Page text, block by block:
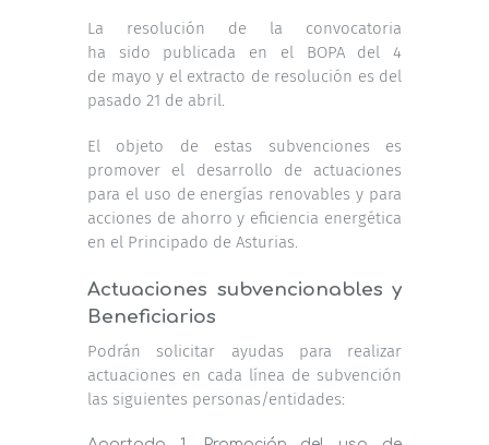
La resolución de la convocatoria
ha sido publicada en el BOPA del 4
de mayo y el extracto de resolución es del
pasado 21 de abril.
El objeto de estas subvenciones es
promover el desarrollo de actuaciones
para el uso de energías renovables y para
acciones de ahorro y eficiencia energética
en el Principado de Asturias.
Actuaciones subvencionables y
Beneficiarios
Podrán solicitar ayudas para realizar
actuaciones en cada línea de subvención
las siguientes personas/entidades: